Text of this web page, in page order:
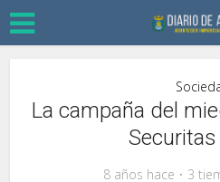
La campaña del
8 años hace 3